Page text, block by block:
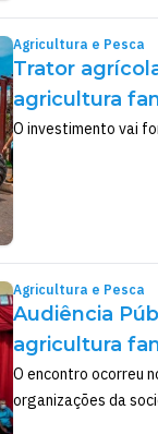
Agricultura e Pesca
Trator
agricultura
O investimento vai
Agricultura e Pesca
Audiência
agricultura
O encontro ocorreu
organizações da